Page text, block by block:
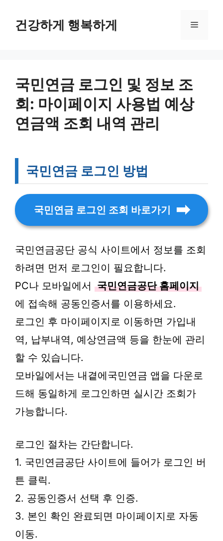
건강하게 행복하게 메
국민연금 로그인 및 정보 조
회: 마이페이지 사용법 예상
연금액 조회 내역 관리
국민연금 로그인 방법
국민연금 로그인 조회 바로가기
국민연금공단 공식 사이트에서 정보를 조회
하려면 먼저 로그인이 필요합니다.
PC나 모바일에서 국민연금공단 홈페이지
에 접속해 공동인증서를 이용하세요.
로그인 후 마이페이지로 이동하면 가입내
역, 납부내역, 예상연금액 등을 한눈에 관리
할 수 있습니다.
모바일에서는 내곁에국민연금 앱을 다운로
드해 동일하게 로그인하면 실시간 조회가
가능합니다.
로그인 절차는 간단합니다.
1. 국민연금공단 사이트에 들어가 로그인 버
튼 클릭.
2. 공동인증서 선택 후 인증.
3. 본인 확인 완료되면 마이페이지로 자동
이동.